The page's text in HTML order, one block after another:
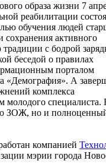
образа жизни 7
реабилитации
обучения людей
сохранения активного
с бодрой
беседой о правилах
порталом
«Демография». А
комплекса
молодого специалиста.
ЗОЖ, но и
компанией
мэрии города